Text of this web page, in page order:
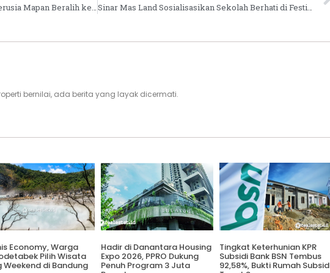
Naik 250%, Pencari Properti Berusia Mapan Beralih ke Online Sinar Mas Land Sosialisasikan Sekolah Berhati di Festival Pendidikan 2022
bernilai, ada berita yang layak dicermati.
Economy, Warga
Pilih Wisata
Weekend di Bandung
Hadir di Danantara Housing
Expo 2026, PPRO Dukung
Penuh Program 3 Juta
Tingkat Keterhunian KPR
Subsidi Bank BSN Tembus
92,58%, Bukti Rumah